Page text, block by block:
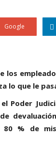
Google
los
lo que le
Poder
% de